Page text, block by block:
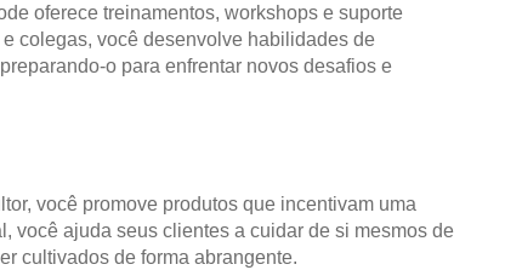
oferece treinamentos, workshops e suporte
colegas, você desenvolve habilidades de
o para enfrentar novos desafios e
você promove produtos que incentivam uma
você ajuda seus clientes a cuidar de si mesmos de
cultivados de forma abrangente.